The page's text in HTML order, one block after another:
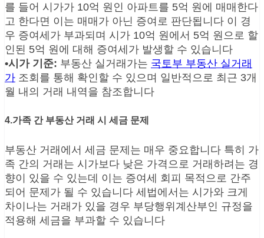
를 들어 시가가 10억 원인 아파트를 5억 원에 매매한다
고 한다면 이는 매매가 아닌 증여로 판단됩니다 이 경
우 증여세가 부과되며 시가 10억 원에서 5억 원으로 할
인된 5억 원에 대해 증여세가 발생할 수 있습니다
•시가 기준: 부동산 실거래가는 국토부 부동산 실거래
가 조회를 통해 확인할 수 있으며 일반적으로 최근 3개
월 내의 거래 내역을 참조합니다
4.가족 간 부동산 거래 시 세금 문제
부동산 거래에서 세금 문제는 매우 중요합니다 특히 가
족 간의 거래는 시가보다 낮은 가격으로 거래하려는 경
향이 있을 수 있는데 이는 증여세 회피 목적으로 간주
되어 문제가 될 수 있습니다 세법에서는 시가와 크게
차이나는 거래가 있을 경우 부당행위계산부인 규정을
적용해 세금을 부과할 수 있습니다